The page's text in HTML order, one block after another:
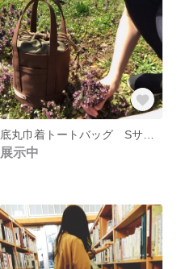
展示中